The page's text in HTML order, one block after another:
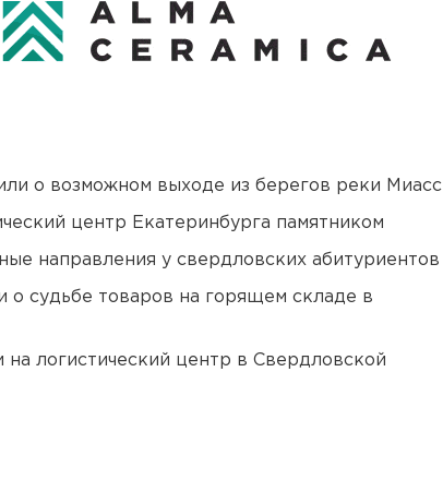
о возможном выходе из берегов реки Миасс
центр Екатеринбурга памятником
направления у свердловских абитуриентов
о судьбе товаров на горящем складе в
на логистический центр в Свердловской